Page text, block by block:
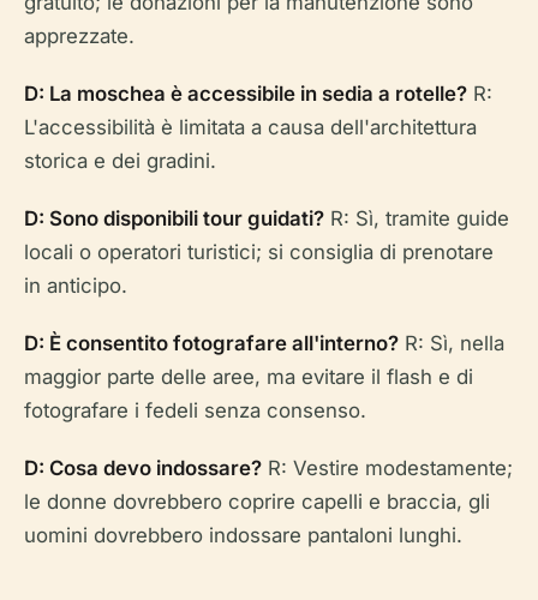
apprezzate.
D: La moschea è accessibile in sedia a rotelle? R:
L'accessibilità è limitata a causa dell'architettura
storica e dei gradini.
D: Sono disponibili tour guidati? R: Sì, tramite guide
locali o operatori turistici; si consiglia di prenotare
in anticipo.
D: È consentito fotografare all'interno? R: Sì, nella
maggior parte delle aree, ma evitare il flash e di
fotografare i fedeli senza consenso.
D: Cosa devo indossare? R: Vestire modestamente;
le donne dovrebbero coprire capelli e braccia, gli
uomini dovrebbero indossare pantaloni lunghi.